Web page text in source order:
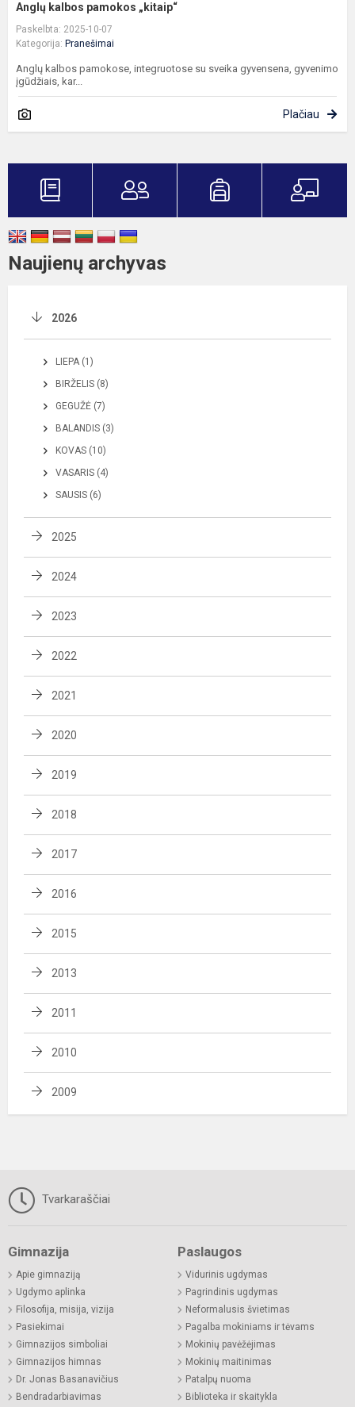
Anglų kalbos pamokos „kitaip“
Paskelbta: 2025-10-07
Kategorija: Pranešimai
Anglų kalbos pamokose, integruotose su sveika gyvensena, gyvenimo
įgūdžiais, kar...
Plačiau
Naujienų archyvas
2026
LIEPA (1)
BIRŽELIS (8)
GEGUŽĖ (7)
BALANDIS (3)
KOVAS (10)
VASARIS (4)
SAUSIS (6)
2025
2024
2023
2022
2021
2020
2019
2018
2017
2016
2015
2013
2011
2010
2009
Tvarkaraščiai
Gimnazija
Apie gimnaziją
Ugdymo aplinka
Filosofija, misija, vizija
Pasiekimai
Gimnazijos simboliai
Gimnazijos himnas
Dr. Jonas Basanavičius
Bendradarbiavimas
Paslaugos
Vidurinis ugdymas
Pagrindinis ugdymas
Neformalusis švietimas
Pagalba mokiniams ir tėvams
Mokinių pavėžėjimas
Mokinių maitinimas
Patalpų nuoma
Biblioteka ir skaitykla